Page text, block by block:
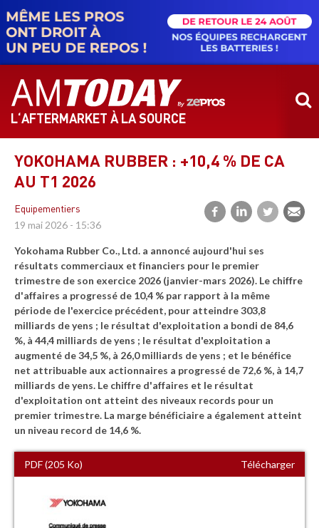
contenu
principal
L‘AFTERMARKET À LA SOURCE
YOKOHAMA RUBBER : +10,4 % DE CA
AU T1 2026
Equipementiers
19 mai 2026 - 15:36
Yokohama Rubber Co., Ltd. a annoncé aujourd'hui ses
résultats commerciaux et financiers pour le premier
trimestre de son exercice 2026 (janvier-mars 2026). Le chiffre
d'affaires a progressé de 10,4 % par rapport à la même
période de l'exercice précédent, pour atteindre 303,8
milliards de yens ; le résultat d'exploitation a bondi de 84,6
%, à 44,4 milliards de yens ; le résultat d'exploitation a
augmenté de 34,5 %, à 26,0 milliards de yens ; et le bénéfice
net attribuable aux actionnaires a progressé de 72,6 %, à 14,7
milliards de yens. Le chiffre d'affaires et le résultat
d'exploitation ont atteint des niveaux records pour un
premier trimestre. La marge bénéficiaire a également atteint
un niveau record de 14,6 %.
PDF (205 Ko) Télécharger